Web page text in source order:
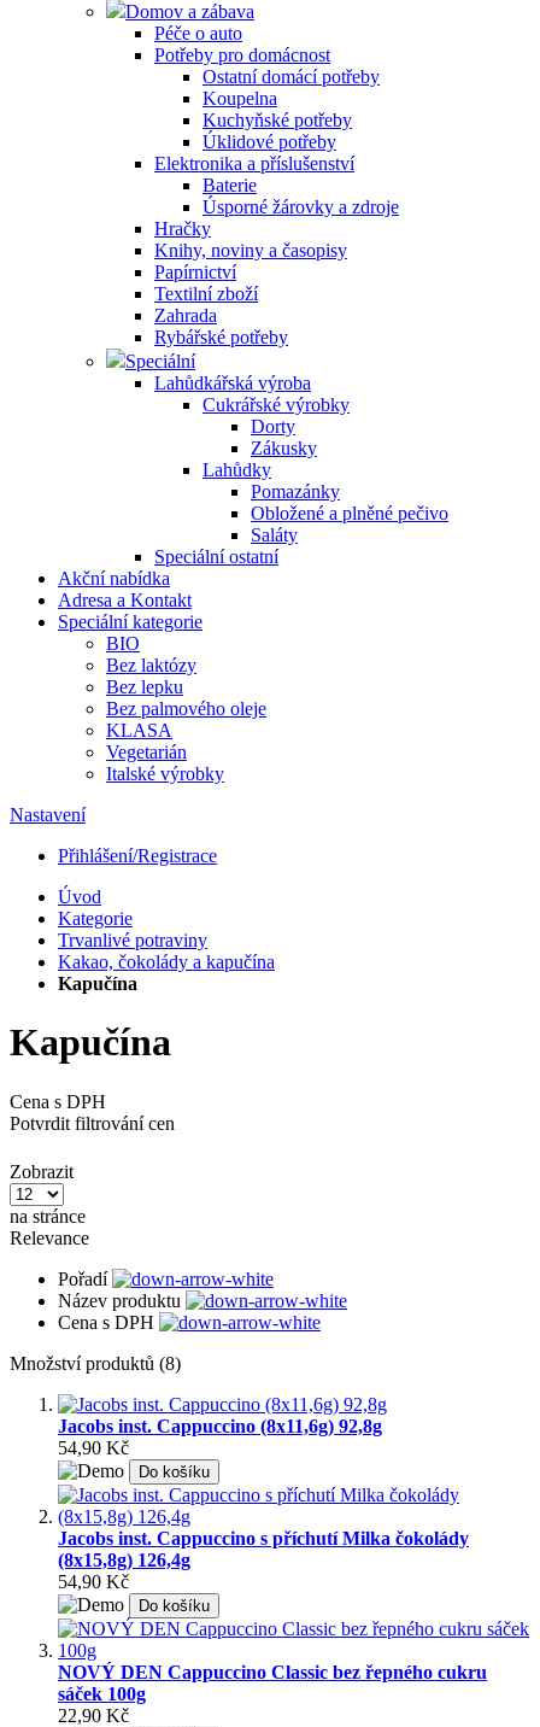
Domov a zábava
Péče o auto
Potřeby pro domácnost
Ostatní domácí potřeby
Koupelna
Kuchyňské potřeby
Úklidové potřeby
Elektronika a příslušenství
Baterie
Úsporné žárovky a zdroje
Hračky
Knihy, noviny a časopisy
Papírnictví
Textilní zboží
Zahrada
Rybářské potřeby
Speciální
Lahůdkářská výroba
Cukrářské výrobky
Dorty
Zákusky
Lahůdky
Pomazánky
Obložené a plněné pečivo
Saláty
Speciální ostatní
Akční nabídka
Adresa a Kontakt
Speciální kategorie
BIO
Bez laktózy
Bez lepku
Bez palmového oleje
KLASA
Vegetarián
Italské výrobky
Nastavení
Přihlášení/Registrace
Úvod
Kategorie
Trvanlivé potraviny
Kakao, čokolády a kapučína
Kapučína
Kapučína
Cena s DPH
Potvrdit filtrování cen
Zobrazit
na stránce
Relevance
Pořadí
Název produktu
Cena s DPH
Množství produktů (8)
Jacobs inst. Cappuccino (8x11,6g) 92,8g
54,90 Kč
Do košíku
Jacobs inst. Cappuccino s příchutí Milka čokolády
(8x15,8g) 126,4g
54,90 Kč
Do košíku
NOVÝ DEN Cappuccino Classic bez řepného cukru
sáček 100g
22,90 Kč